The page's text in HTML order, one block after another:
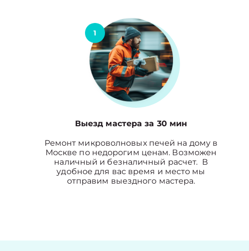
1
Выезд мастера за 30 мин
Ремонт микроволновых печей на дому в
Москве по недорогим ценам. Возможен
наличный и безналичный расчет. В
удобное для вас время и место мы
отправим выездного мастера.